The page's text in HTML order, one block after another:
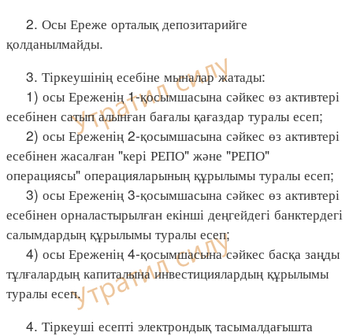
2. Осы Ереже орталық депозитарийге
қолданылмайды.
3. Тіркеушінің есебіне мыналар жатады:
1) осы Ереженің 1-қосымшасына сәйкес өз активтері
есебінен сатып алынған бағалы қағаздар туралы есеп;
2) осы Ереженің 2-қосымшасына сәйкес өз активтері
есебінен жасалған "кері РЕПО" және "РЕПО"
операциясы" операцияларының құрылымы туралы есеп;
3) осы Ереженің 3-қосымшасына сәйкес өз активтері
есебінен орналастырылған екінші деңгейдегі банктердегі
салымдардың құрылымы туралы есеп;
4) осы Ереженің 4-қосымшасына сәйкес басқа заңды
тұлғалардың капиталына инвестициялардың құрылымы
туралы есеп.
4. Тіркеуші есепті электрондық тасымалдағышта